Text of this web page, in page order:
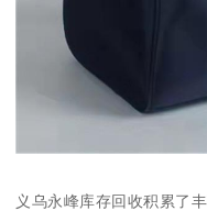
义乌永峰库存回收积累了